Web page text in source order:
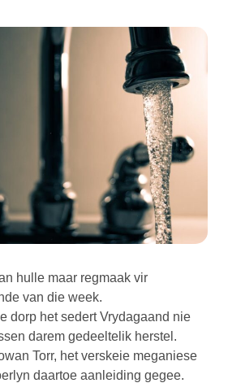
hulle maar regmaak vir
van die week.
dorp het sedert Vrydagaand nie
darem gedeeltelik herstel.
Torr, het verskeie meganiese
daartoe aanleiding gegee.